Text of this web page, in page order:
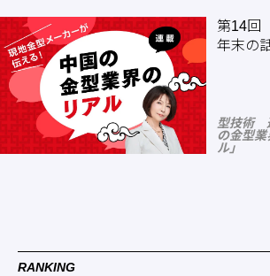
第14回
年末の
型技術
の金型
ル」
RANKING